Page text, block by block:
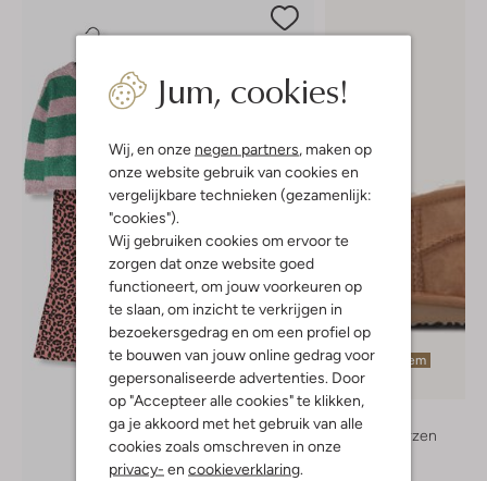
Jum, cookies!
Wij, en onze negen partners, maken op
onze website gebruik van cookies en
vergelijkbare technieken (gezamenlijk:
"cookies").
Wij gebruiken cookies om ervoor te
zorgen dat onze website goed
functioneert, om jouw voorkeuren op
te slaan, om inzicht te verkrijgen in
bezoekersgedrag en om een profiel op
te bouwen van jouw online gedrag voor
gepersonaliseerde advertenties. Door
op "Accepteer alle cookies" te klikken,
ga je akkoord met het gebruik van alle
cookies zoals omschreven in onze
privacy- en cookieverklaring.
Laatste item
Ugg
Vachtlaarzen